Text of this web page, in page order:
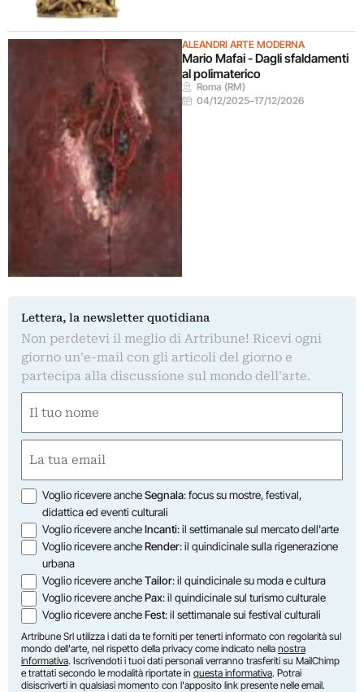
ALEANDRI ARTE MODERNA
Mario Mafai - Dagli sfaldamenti
al polimaterico
Roma (RM)
04/12/2025–17/12/2026
Lettera, la newsletter quotidiana
Non perdetevi il meglio di Artribune! Ricevi ogni
giorno un'e-mail con gli articoli del giorno e
partecipa alla discussione sul mondo dell'arte.
(Required)
First
(Required)
Opzioni
Voglio ricevere ancheSegnala: focus su mostre, festival,
didattica ed eventi culturali
Voglio ricevere ancheIncanti: il settimanale sul mercato dell'arte
Voglio ricevere ancheRender: il quindicinale sulla rigenerazione
urbana
Voglio ricevere ancheTailor: il quindicinale su moda e cultura
Voglio ricevere anchePax: il quindicinale sul turismo culturale
Voglio ricevere ancheFest: il settimanale sui festival culturali
Artribune Srl utilizza i dati da te forniti per tenerti informato con regolarità sul
mondo dell'arte, nel rispetto della privacy come indicato nella nostra
informativa. Iscrivendoti i tuoi dati personali verranno trasferiti su MailChimp
e trattati secondo le modalità riportate in questa informativa. Potrai
disiscriverti in qualsiasi momento con l'apposito link presente nelle email.